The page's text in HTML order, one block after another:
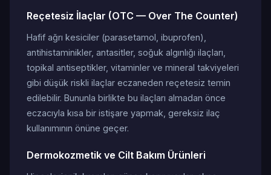
Reçetesiz İlaçlar (OTC — Over The Counter)
Hafif ağrı kesiciler (parasetamol, ibuprofen),
antihistaminikler, antasitler, soğuk algınlığı ilaçları,
topikal antiseptikler, vitaminler ve mineral takviyeleri
gibi düşük riskli ilaçlar eczaneden reçetesiz temin
edilebilir. Bununla birlikte bu ilaçları almadan önce
eczacıyla kısa bir istişare yapmak, gereksiz ilaç
kullanımının önüne geçer.
Dermokozmetik ve Cilt Bakım Ürünleri